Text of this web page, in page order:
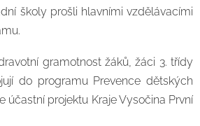
školy prošli hlavními vzdělávacími
gramotnost žáků, žáci 3. třídy
do programu Prevence dětských
účastní projektu Kraje Vysočina První